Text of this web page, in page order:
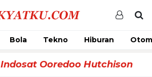
Bola Tekno Hiburan
Indosat Ooredoo Hutchison